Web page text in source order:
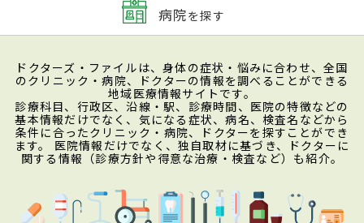
病院を探す
ドクターズ・ファイルは、身体の症状・悩みに合わせ、全国
のクリニック・病院、ドクターの情報を調べることができる
地域医療情報サイトです。
診療科目、行政区、沿線・駅、診療時間、医院の特徴などの
基本情報だけでなく、気になる症状、病名、検査名などから
条件に合ったクリニック・病院、ドクターを探すことができ
ます。 医院情報だけでなく、独自取材に基づき、ドクターに
関する情報（診療方針や得意な治療・検査など）も紹介。